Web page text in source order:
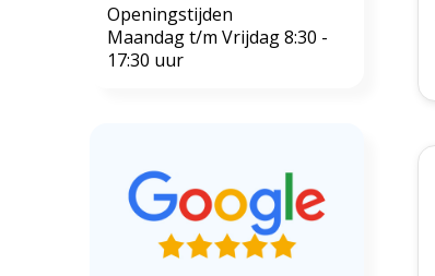
Openingstijden
Maandag t/m Vrijdag 8:30 -
17:30 uur